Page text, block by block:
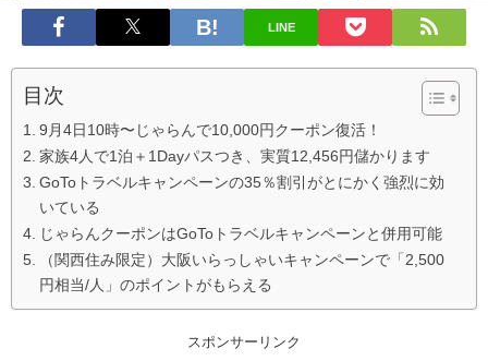
LINE
目次
9月4日10時〜じゃらんで10,000円クーポン復活！
家族4人で1泊＋1Dayパスつき、実質12,456円儲かります
GoToトラベルキャンペーンの35％割引がとにかく強烈に効
いている
じゃらんクーポンはGoToトラベルキャンペーンと併用可能
（関西住み限定）大阪いらっしゃいキャンペーンで「2,500
円相当/人」のポイントがもらえる
スポンサーリンク